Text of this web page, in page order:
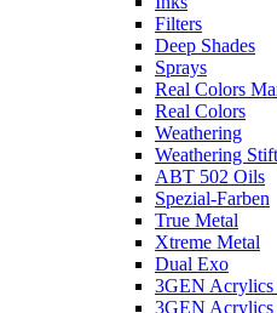
Filters
Deep Shades
Sprays
Real Colors
Real Colors
Weathering
Weathering
ABT 502 Oils
Spezial-Farben
True Metal
Xtreme Metal
Dual Exo
3GEN Acrylics
3GEN Acrylics